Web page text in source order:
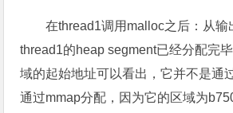
在thread1调用malloc之后：从输
thread1的heap segment已经分配完
域的起始地址可以看出，它并不是通
通过mmap分配，因为它的区域为